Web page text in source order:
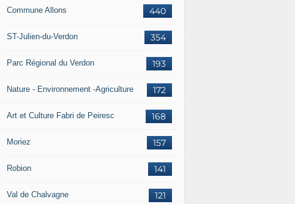
440
Commune Allons
354
ST-Julien-du-Verdon
193
Parc Régional du Verdon
172
Nature - Environnement -Agriculture
168
Art et Culture Fabri de Peiresc
157
Moriez
141
Robion
121
Val de Chalvagne